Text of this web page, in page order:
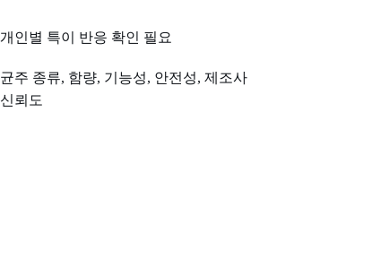
개인별 특이 반응 확인 필요
균주 종류, 함량, 기능성, 안전성, 제조사
신뢰도